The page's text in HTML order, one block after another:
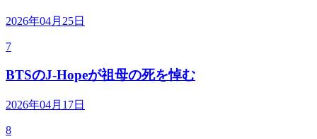
2026年04月25日
7
BTSのJ-Hopeが祖母の死を悼む
2026年04月17日
8